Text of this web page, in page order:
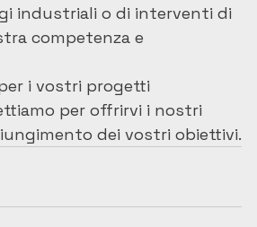
industriali o di interventi di
competenza e
i vostri progetti
per offrirvi i nostri
dei vostri obiettivi.